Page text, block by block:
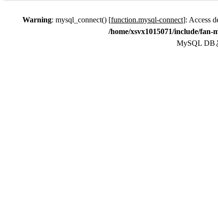
Warning: mysql_connect() [function.mysql-connect]: Access
/home/xsvx1015071/include/
MySQL DB